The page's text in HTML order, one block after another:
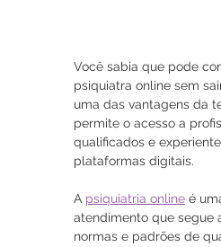
Você sabia que pode
psiquiatra online sem
uma das vantagens da
permite o acesso a
qualificados e
plataformas digitais.
A psiquiatria online é
atendimento que segue
normas e padrões de